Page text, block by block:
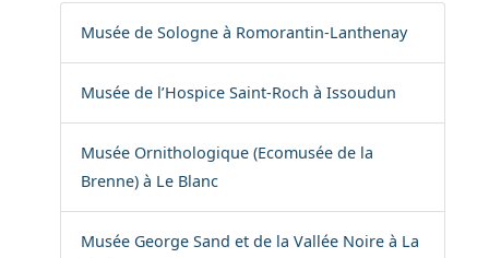
Musée de Sologne à Romorantin-Lanthenay
Musée de l’Hospice Saint-Roch à Issoudun
Musée Ornithologique (Ecomusée de la
Brenne) à Le Blanc
Musée George Sand et de la Vallée Noire à La